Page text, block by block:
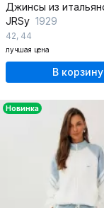
JRSy 1929
42, 44
лучшая цена
В корзину
Новинка